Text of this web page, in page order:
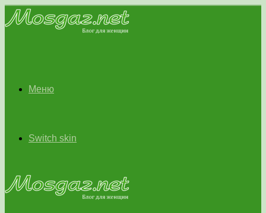
Меню
Switch skin